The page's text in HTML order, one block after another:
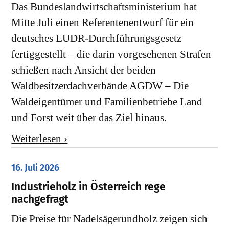
Das Bundeslandwirtschaftsministerium hat
Mitte Juli einen Referentenentwurf für ein
deutsches EUDR-Durchführungsgesetz
fertiggestellt – die darin vorgesehenen Strafen
schießen nach Ansicht der beiden
Waldbesitzerdachverbände AGDW – Die
Waldeigentümer und Familienbetriebe Land
und Forst weit über das Ziel hinaus.
Weiterlesen ›
16. Juli 2026
Industrieholz in Österreich rege
nachgefragt
Die Preise für Nadelsägerundholz zeigen sich